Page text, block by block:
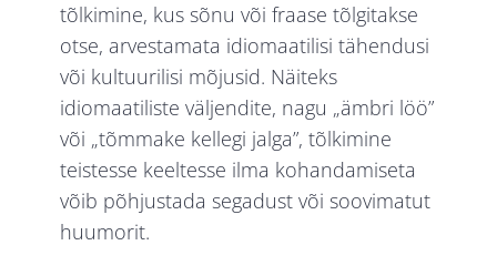
tõlkimine, kus sõnu või fraase tõlgitakse
otse, arvestamata idiomaatilisi tähendusi
või kultuurilisi mõjusid. Näiteks
idiomaatiliste väljendite, nagu „ämbri löö”
või „tõmmake kellegi jalga”, tõlkimine
teistesse keeltesse ilma kohandamiseta
võib põhjustada segadust või soovimatut
huumorit.